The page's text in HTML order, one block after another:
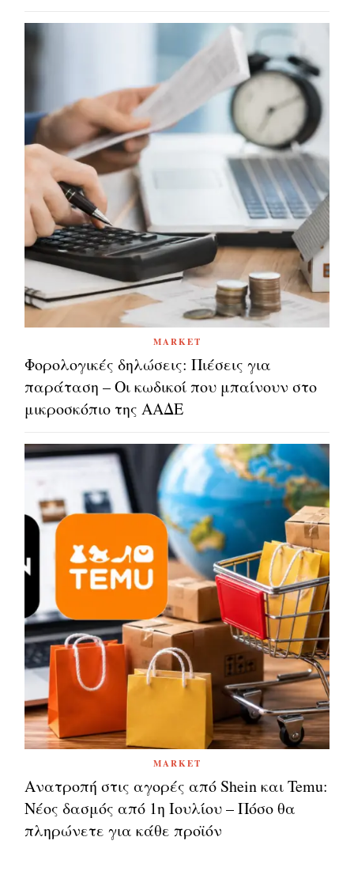
MARKET
Φορολογικές δηλώσεις: Πιέσεις για
παράταση – Οι κωδικοί που μπαίνουν στο
μικροσκόπιο της ΑΑΔΕ
MARKET
Ανατροπή στις αγορές από Shein και Temu:
Νέος δασμός από 1η Ιουλίου – Πόσο θα
πληρώνετε για κάθε προϊόν